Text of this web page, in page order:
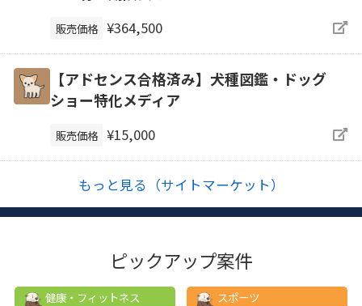
販売価格 ¥364,500
【アドセンス合格済み】犬種図鑑・ドッグ
ショー特化メディア
販売価格 ¥15,000
もっと見る（サイトマーケット）
ピックアップ案件
健康・フィットネス
スポーツ